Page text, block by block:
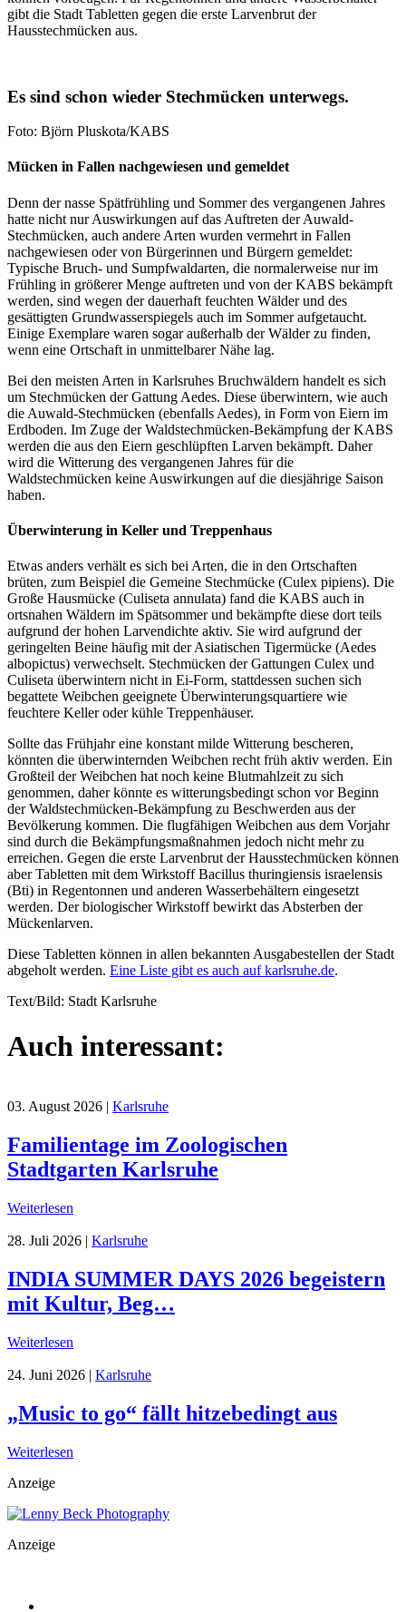
gibt die Stadt Tabletten gegen die erste Larvenbrut der
Hausstechmücken aus.
Es sind schon wieder Stechmücken unterwegs.
Foto: Björn Pluskota/KABS
Mücken in Fallen nachgewiesen und gemeldet
Denn der nasse Spätfrühling und Sommer des vergangenen Jahres
hatte nicht nur Auswirkungen auf das Auftreten der Auwald-
Stechmücken, auch andere Arten wurden vermehrt in Fallen
nachgewiesen oder von Bürgerinnen und Bürgern gemeldet:
Typische Bruch- und Sumpfwaldarten, die normalerweise nur im
Frühling in größerer Menge auftreten und von der KABS bekämpft
werden, sind wegen der dauerhaft feuchten Wälder und des
gesättigten Grundwasserspiegels auch im Sommer aufgetaucht.
Einige Exemplare waren sogar außerhalb der Wälder zu finden,
wenn eine Ortschaft in unmittelbarer Nähe lag.
Bei den meisten Arten in Karlsruhes Bruchwäldern handelt es sich
um Stechmücken der Gattung Aedes. Diese überwintern, wie auch
die Auwald-Stechmücken (ebenfalls Aedes), in Form von Eiern im
Erdboden. Im Zuge der Waldstechmücken-Bekämpfung der KABS
werden die aus den Eiern geschlüpften Larven bekämpft. Daher
wird die Witterung des vergangenen Jahres für die
Waldstechmücken keine Auswirkungen auf die diesjährige Saison
haben.
Überwinterung in Keller und Treppenhaus
Etwas anders verhält es sich bei Arten, die in den Ortschaften
brüten, zum Beispiel die Gemeine Stechmücke (Culex pipiens). Die
Große Hausmücke (Culiseta annulata) fand die KABS auch in
ortsnahen Wäldern im Spätsommer und bekämpfte diese dort teils
aufgrund der hohen Larvendichte aktiv. Sie wird aufgrund der
geringelten Beine häufig mit der Asiatischen Tigermücke (Aedes
albopictus) verwechselt. Stechmücken der Gattungen Culex und
Culiseta überwintern nicht in Ei-Form, stattdessen suchen sich
begattete Weibchen geeignete Überwinterungsquartiere wie
feuchtere Keller oder kühle Treppenhäuser.
Sollte das Frühjahr eine konstant milde Witterung bescheren,
könnten die überwinternden Weibchen recht früh aktiv werden. Ein
Großteil der Weibchen hat noch keine Blutmahlzeit zu sich
genommen, daher könnte es witterungsbedingt schon vor Beginn
der Waldstechmücken-Bekämpfung zu Beschwerden aus der
Bevölkerung kommen. Die flugfähigen Weibchen aus dem Vorjahr
sind durch die Bekämpfungsmaßnahmen jedoch nicht mehr zu
erreichen. Gegen die erste Larvenbrut der Hausstechmücken können
aber Tabletten mit dem Wirkstoff Bacillus thuringiensis israelensis
(Bti) in Regentonnen und anderen Wasserbehältern eingesetzt
werden. Der biologischer Wirkstoff bewirkt das Absterben der
Mückenlarven.
Diese Tabletten können in allen bekannten Ausgabestellen der Stadt
abgeholt werden. Eine Liste gibt es auch auf karlsruhe.de.
Text/Bild: Stadt Karlsruhe
Auch interessant:
03. August 2026 | Karlsruhe
Familientage im Zoologischen
Stadtgarten Karlsruhe
Weiterlesen
28. Juli 2026 | Karlsruhe
INDIA SUMMER DAYS 2026 begeistern
mit Kultur, Beg…
Weiterlesen
24. Juni 2026 | Karlsruhe
„Music to go“ fällt hitzebedingt aus
Weiterlesen
Anzeige
Anzeige